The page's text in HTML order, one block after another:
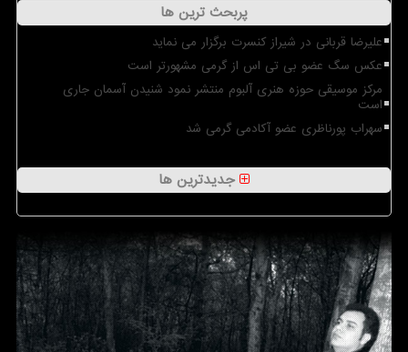
پربحث ترین ها
علیرضا قربانی در شیراز کنسرت برگزار می نماید
عکس سگ عضو بی تی اس از گرمی مشهورتر است
مرکز موسیقی حوزه هنری آلبوم منتشر نمود شنیدن آسمان جاری
است
سهراب پورناظری عضو آکادمی گرمی شد
جدیدترین ها